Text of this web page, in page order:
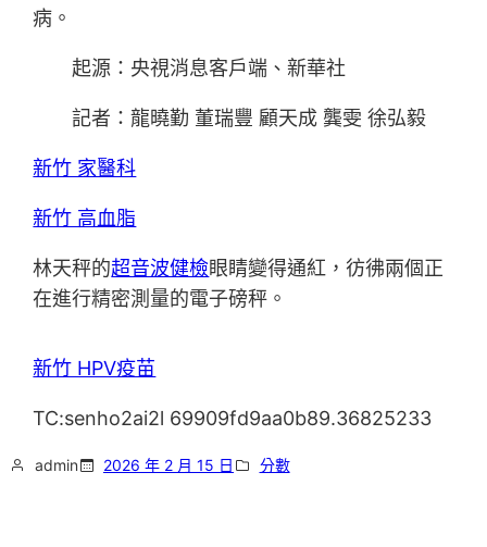
病。
起源：央視消息客戶端、新華社
記者：龍曉勤 董瑞豐 顧天成 龔雯 徐弘毅
新竹 家醫科
新竹 高血脂
林天秤的超音波健檢眼睛變得通紅，彷彿兩個正
在進行精密測量的電子磅秤。
新竹 HPV疫苗
TC:senho2ai2l 69909fd9aa0b89.36825233
admin 2026 年 2 月 15 日 分數